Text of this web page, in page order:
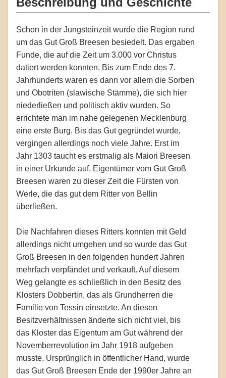
Schon in der Jungsteinzeit wurde die Region rund
um das Gut Groß Breesen besiedelt. Das ergaben
Funde, die auf die Zeit um 3.000 vor Christus
datiert werden konnten. Bis zum Ende des 7.
Jahrhunderts waren es dann vor allem die Sorben
und Obotriten (slawische Stämme), die sich hier
niederließen und politisch aktiv wurden. So
errichtete man im nahe gelegenen Mecklenburg
eine erste Burg. Bis das Gut gegründet wurde,
vergingen allerdings noch viele Jahre. Erst im
Jahr 1303 taucht es erstmalig als Maiori Breesen
in einer Urkunde auf. Eigentümer vom Gut Groß
Breesen waren zu dieser Zeit die Fürsten von
Werle, die das gut dem Ritter von Bellin
überließen.
Die Nachfahren dieses Ritters konnten mit Geld
allerdings nicht umgehen und so wurde das Gut
Groß Breesen in den folgenden hundert Jahren
mehrfach verpfändet und verkauft. Auf diesem
Weg gelangte es schließlich in den Besitz des
Klosters Dobbertin, das als Grundherren die
Familie von Tessin einsetzte. An diesen
Besitzverhältnissen änderte sich nicht viel, bis
das Kloster das Eigentum am Gut während der
Novemberrevolution im Jahr 1918 aufgeben
musste. Ursprünglich in öffentlicher Hand, wurde
das Gut Groß Breesen Ende der 1990er Jahre an